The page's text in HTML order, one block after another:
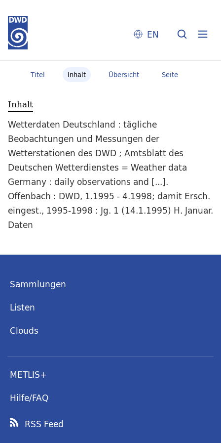
EN
Titel Inhalt Übersicht Seite
Inhalt
Wetterdaten Deutschland : tägliche
Beobachtungen und Messungen der
Wetterstationen des DWD ; Amtsblatt des
Deutschen Wetterdienstes = Weather data
Germany : daily observations and [...].
Offenbach : DWD, 1.1995 - 4.1998; damit Ersch.
eingest., 1995-1998 : Jg. 1 (14.1.1995) H. Januar.
Daten
Sammlungen
Listen
Clouds
METLIS+
Hilfe/FAQ
RSS Feed